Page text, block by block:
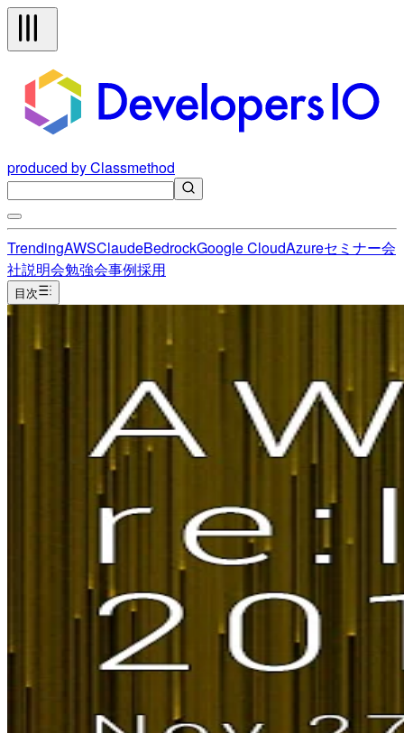
produced by Classmethod
TrendingAWSClaudeBedrockGoogle CloudAzureセミナー会
社説明会勉強会事例採用
目次